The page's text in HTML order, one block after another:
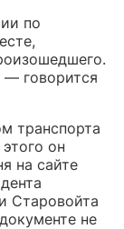
по
говорится
транспорта
он
на сайте
Старовойта
не